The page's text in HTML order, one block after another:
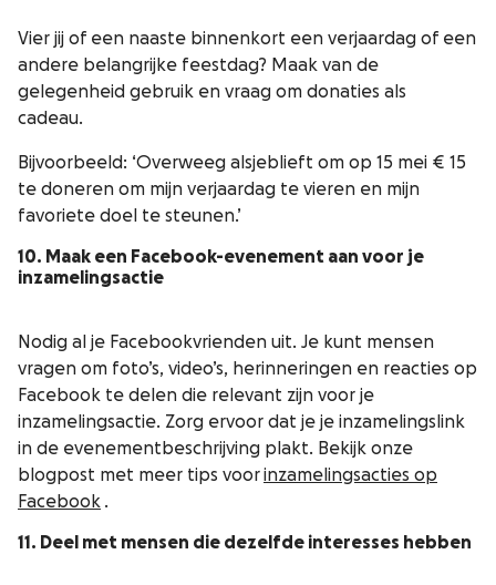
Vier jij of een naaste binnenkort een verjaardag of een
andere belangrijke feestdag? Maak van de
gelegenheid gebruik en vraag om donaties als
cadeau.
Bijvoorbeeld: ‘Overweeg alsjeblieft om op 15 mei € 15
te doneren om mijn verjaardag te vieren en mijn
favoriete doel te steunen.’
10. Maak een Facebook-evenement aan voor je
inzamelingsactie
Nodig al je Facebookvrienden uit. Je kunt mensen
vragen om foto’s, video’s, herinneringen en reacties op
Facebook te delen die relevant zijn voor je
inzamelingsactie. Zorg ervoor dat je je inzamelingslink
in de evenementbeschrijving plakt. Bekijk onze
blogpost met meer tips voorinzamelingsacties op
Facebook .
11. Deel met mensen die dezelfde interesses hebben